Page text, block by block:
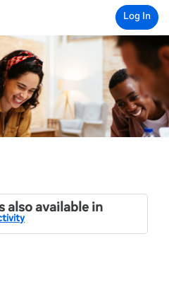
Log In
also available in